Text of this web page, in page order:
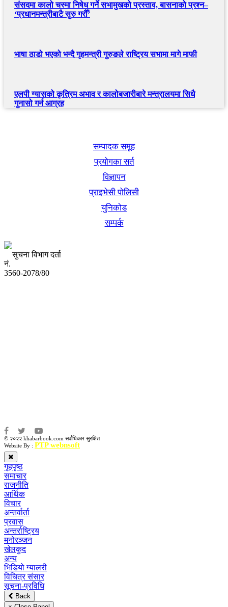
संसदमा कालो चस्मा निषेध गर्ने सभामुखको प्रस्ताव, बासनाको प्रश्न–
‘प्रधानमन्त्रीबाटै सुरु गरौँ’
भाषा ठाडो भएको भन्दै गृहमन्त्री गुरुङले राष्ट्रिय सभामा मागे माफी
एलपी ग्यासको कृत्रिम अभाव र कालोबजारीबारे मन्त्रालयमा सिधै
गुनासो गर्न आग्रह
सम्पादक समूह
प्रयोगका सर्त
विज्ञापन
प्राइभेसी पोलिसी
युनिकोड
सम्पर्क
सुचना विभाग दर्ता
नं.
3560-2078/80
© २०२२ khabarbook.com सर्वाधिकार सुरक्षित
Website By : PTP webnsoft
गृहपृष्ठ
समाचार
राजनीति
आर्थिक
विचार
अन्तर्वार्ता
प्रवास
अन्तर्राष्ट्रिय
मनोरञ्जन
खेलकुद
अन्य
भिडियो ग्यालरी
विचित्र संसार
सूचना-प्रविधि
Back